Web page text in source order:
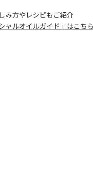
み方やレシピもご紹介
ャルオイルガイド」はこち